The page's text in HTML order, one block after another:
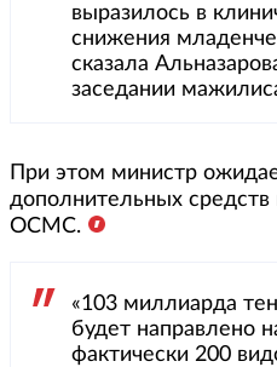
выразилось в
снижения
сказала
заседании
При этом министр
дополнительных средств
ОСМС.
«103 миллиарда
будет направлено
фактически 200